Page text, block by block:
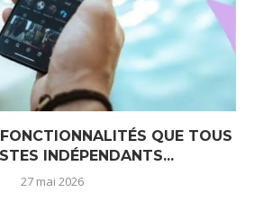
QUE TOUS
INDÉPENDANTS...
27 mai 2026